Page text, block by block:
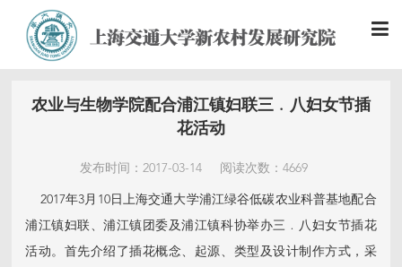
农业与生物学院配合浦江镇妇联三﹒八妇女节插
花活动
发布时间：2017-03-14 阅读次数：4669
2017年3月10日上海交通大学浦江绿谷低碳农业科普基地配合
浦江镇妇联、浦江镇团委及浦江镇科协举办三﹒八妇女节插花
活动。首先介绍了插花概念、起源、类型及设计制作方式，采